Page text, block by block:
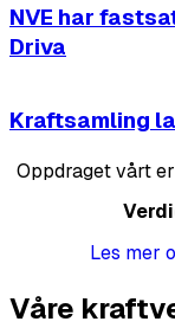
NVE har
Driva
Kraftsamling
Oppdraget vårt
Les mer
Våre